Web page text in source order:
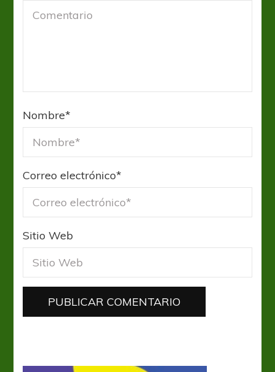
Nombre*
Correo electrónico*
Sitio Web